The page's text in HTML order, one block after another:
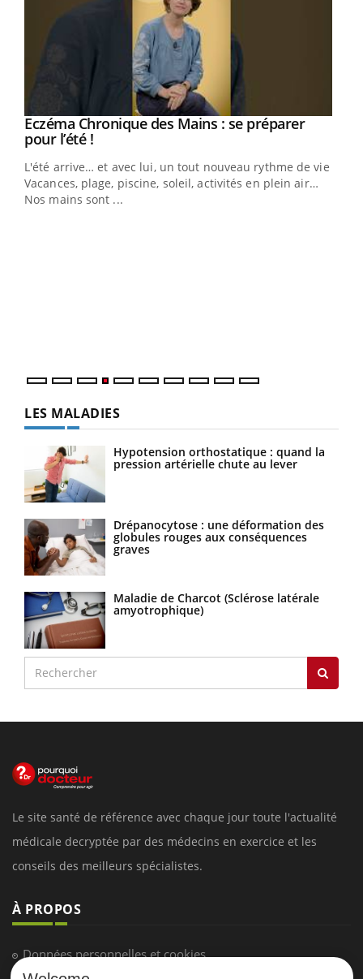
Youtube
Eczéma Chronique des Mains : se préparer
pour l’été !Youtube
L'été arrive… et avec lui, un tout nouveau rythme de vie !
Vacances, plage, piscine, soleil, activités en plein air…
Nos mains sont ...
LES MALADIES
Hypotension orthostatique : quand la
pression artérielle chute au lever
Drépanocytose : une déformation des
globules rouges aux conséquences
graves
Maladie de Charcot (Sclérose latérale
amyotrophique)
Le site santé de référence avec chaque jour toute l'actualité
médicale decryptée par des médecins en exercice et les
conseils des meilleurs spécialistes.
À PROPOS
Données personnelles et cookies